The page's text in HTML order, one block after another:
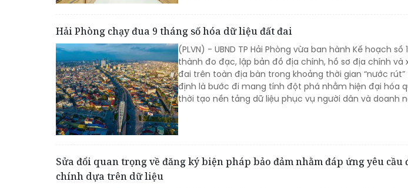
Hải Phòng chạy đua 9 tháng số hóa dữ liệu đất đai
(PLVN) - UBND TP Hải Phòng vừa ban hành Kế hoạch
thành đo đạc, lập bản đồ địa chính, hồ sơ địa chính và
đai trên toàn địa bàn trong khoảng thời gian “nước
định là bước đi mang tính đột phá nhằm hiện đại hóa
thời tạo nền tảng dữ liệu phục vụ người dân và doanh
Sửa đổi quan trọng về đăng ký biện pháp bảo đảm nhằm đáp ứng yêu
chính dựa trên dữ liệu